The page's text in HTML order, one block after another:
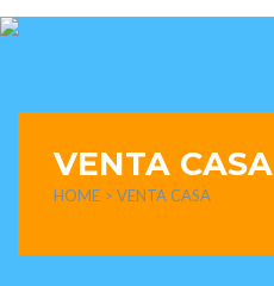
VENTA CASA
HOME > VENTA CASA